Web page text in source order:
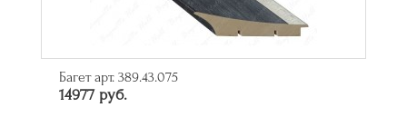
Багет арт. 389.43.075
14977 руб.